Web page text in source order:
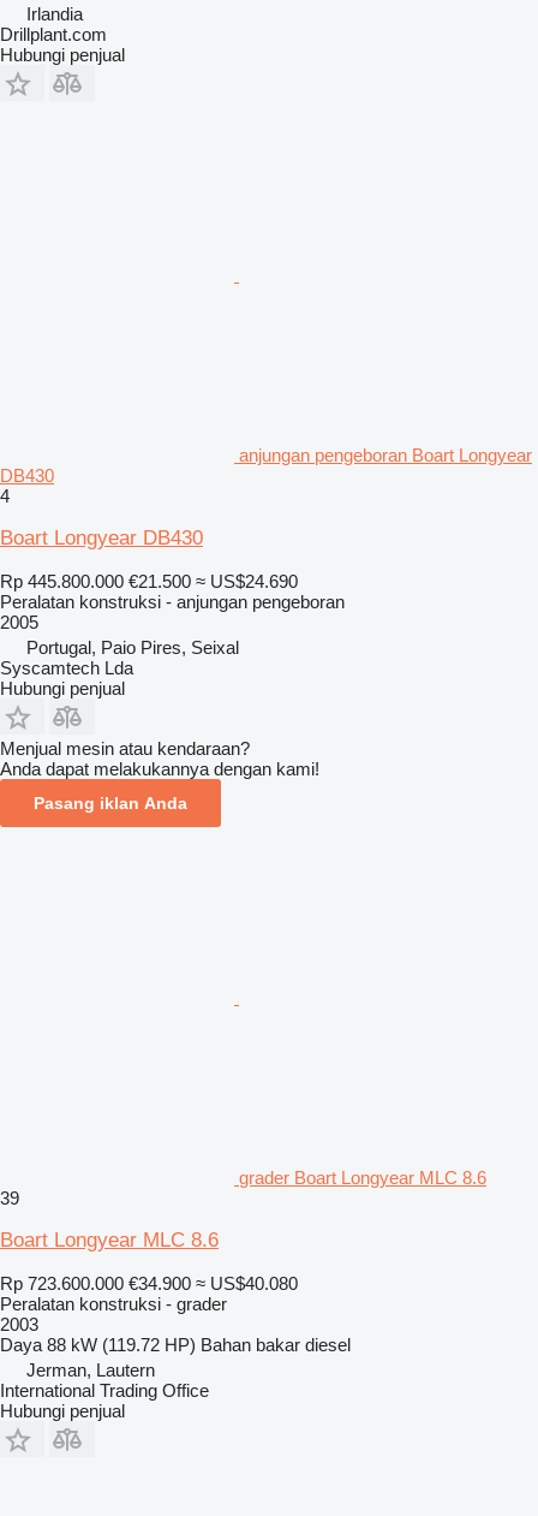
Irlandia
Drillplant.com
Hubungi penjual
anjungan pengeboran Boart Longyear
DB430
4
Boart Longyear DB430
Rp 445.800.000 €21.500 ≈ US$24.690
Peralatan konstruksi - anjungan pengeboran
2005
Portugal, Paio Pires, Seixal
Syscamtech Lda
Hubungi penjual
Menjual mesin atau kendaraan?
Anda dapat melakukannya dengan kami!
Pasang iklan Anda
grader Boart Longyear MLC 8.6
39
Boart Longyear MLC 8.6
Rp 723.600.000 €34.900 ≈ US$40.080
Peralatan konstruksi - grader
2003
Daya 88 kW (119.72 HP) Bahan bakar diesel
Jerman, Lautern
International Trading Office
Hubungi penjual